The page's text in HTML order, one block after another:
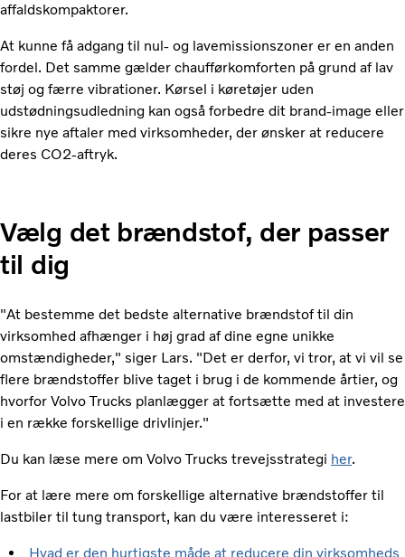
affaldskompaktorer.
At kunne få adgang til nul- og lavemissionszoner er en anden
fordel. Det samme gælder chaufførkomforten på grund af lav
støj og færre vibrationer. Kørsel i køretøjer uden
udstødningsudledning kan også forbedre dit brand-image eller
sikre nye aftaler med virksomheder, der ønsker at reducere
deres CO2-aftryk.
Vælg det brændstof, der passer
til dig
"At bestemme det bedste alternative brændstof til din
virksomhed afhænger i høj grad af dine egne unikke
omstændigheder," siger Lars. "Det er derfor, vi tror, ​​at vi vil se
flere brændstoffer blive taget i brug i de kommende årtier, og
hvorfor Volvo Trucks planlægger at fortsætte med at investere
i en række forskellige drivlinjer."
Du kan læse mere om Volvo Trucks trevejsstrategi her.
For at lære mere om forskellige alternative brændstoffer til
lastbiler til tung transport, kan du være interesseret i:
Hvad er den hurtigste måde at reducere din virksomheds